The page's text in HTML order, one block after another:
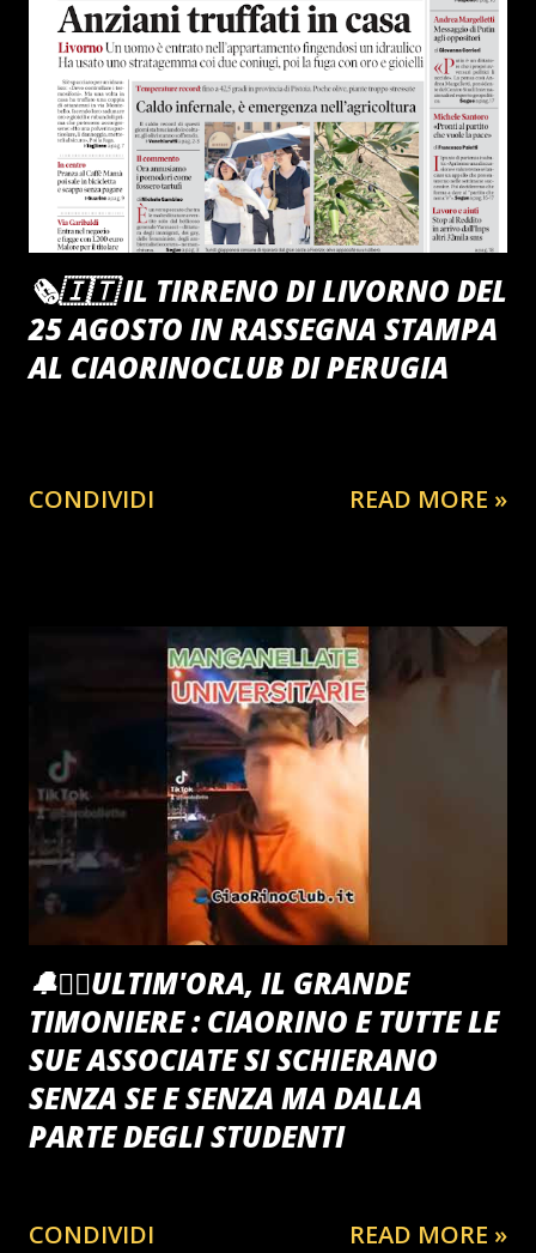
🗞️🇮🇹 IL TIRRENO DI LIVORNO DEL
25 AGOSTO IN RASSEGNA STAMPA
AL CIAORINOCLUB DI PERUGIA
CONDIVIDI READ MORE »
🔔🏴‍☠️ULTIM'ORA, IL GRANDE
TIMONIERE : CIAORINO E TUTTE LE
SUE ASSOCIATE SI SCHIERANO
SENZA SE E SENZA MA DALLA
PARTE DEGLI STUDENTI
CONDIVIDI READ MORE »